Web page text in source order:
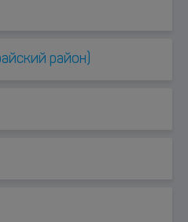
район)